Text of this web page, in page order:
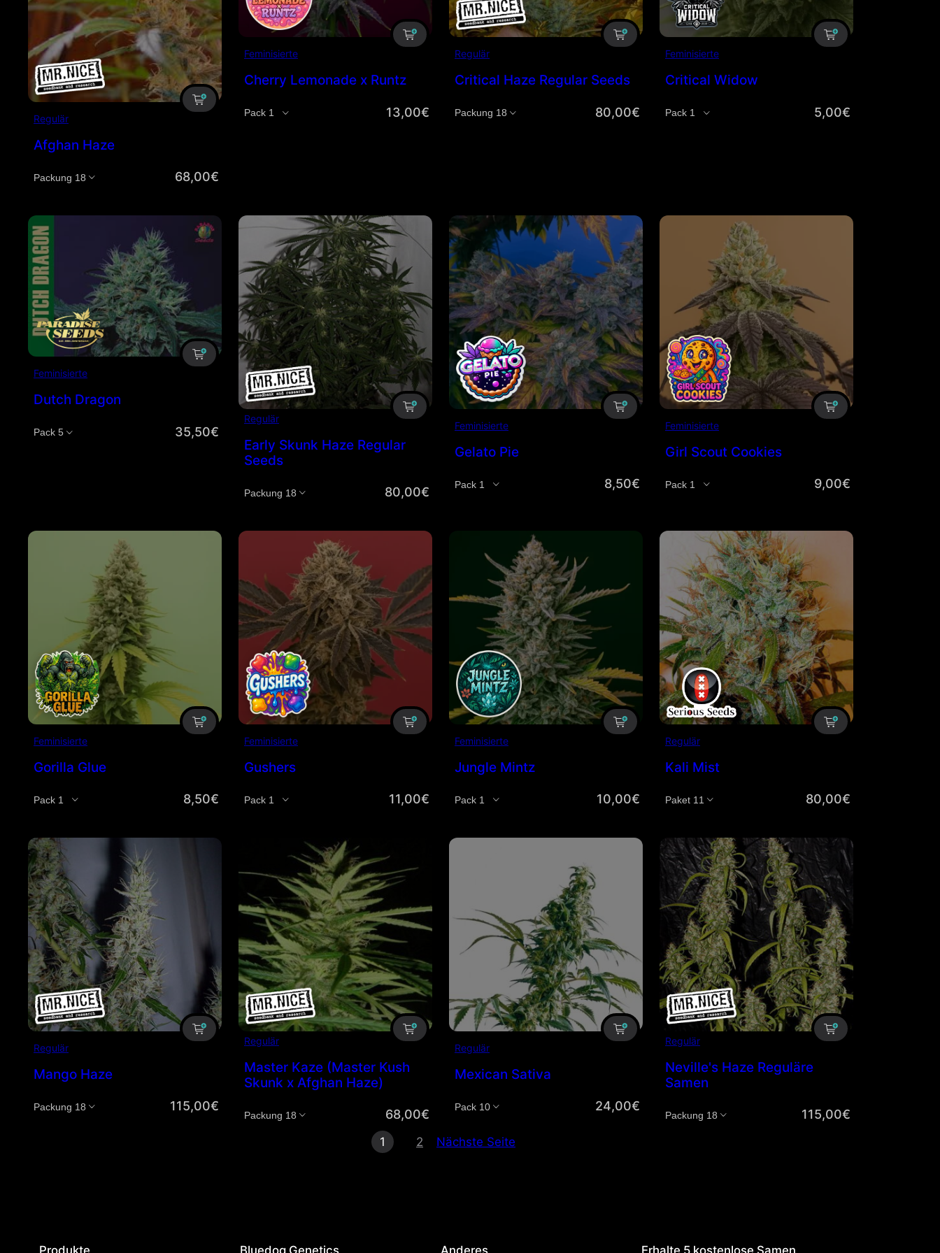
Regulär
Afghan Haze
Menge 68,00€
Feminisierte
Cherry Lemonade x Runtz
Menge 13,00€
Regulär
Critical Haze Regular Seeds
Menge 80,00€
Feminisierte
Critical Widow
Menge 5,00€
Feminisierte
Dutch Dragon
Menge 35,50€
Regulär
Early Skunk Haze Regular
Seeds
Menge 80,00€
Feminisierte
Gelato Pie
Menge 8,50€
Feminisierte
Girl Scout Cookies
Menge 9,00€
Feminisierte
Gorilla Glue
Menge 8,50€
Feminisierte
Gushers
Menge 11,00€
Feminisierte
Jungle Mintz
Menge 10,00€
Regulär
Kali Mist
Menge 80,00€
Regulär
Mango Haze
Menge 115,00€
Regulär
Master Kaze (Master Kush
Skunk x Afghan Haze)
Menge 68,00€
Regulär
Mexican Sativa
Menge 24,00€
Regulär
Neville's Haze Reguläre
Samen
Menge 115,00€
1 2 Nächste Seite
Produkte Bluedog Genetics Anderes Erhalte 5 kostenlose Samen